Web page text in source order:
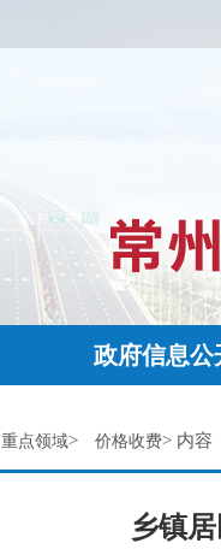
政府信息公
重点领域> 价格收费> 内容
乡镇